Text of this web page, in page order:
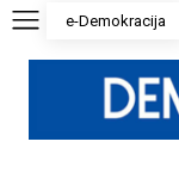
e-Demokracija